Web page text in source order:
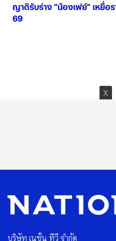
ญาติรับร่าง "น้องเฟย์" เหยื่อ
69
บริษัท เนชั่น ทีวี จำกัด